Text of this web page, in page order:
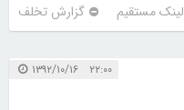
لینک مستقیم گزارش تخلف
۲۲:۰۰ ۱۳۹۲/۱۰/۱۶